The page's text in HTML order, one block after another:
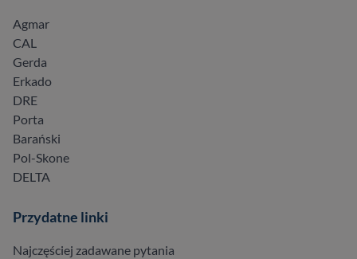
Agmar
CAL
Gerda
Erkado
DRE
Porta
Barański
Pol-Skone
DELTA
Przydatne linki
Najczęściej zadawane pytania